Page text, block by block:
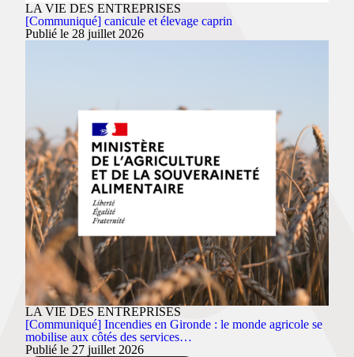
LA VIE DES ENTREPRISES
[Communiqué] canicule et élevage caprin
Publié le 28 juillet 2026
LA VIE DES ENTREPRISES
[Communiqué] Incendies en Gironde : le monde agricole se
mobilise aux côtés des services…
Publié le 27 juillet 2026